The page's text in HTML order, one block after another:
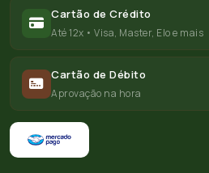
Cartão de Crédito
Até 12x • Visa, Master, Elo e mais
Cartão de Débito
Aprovação na hora